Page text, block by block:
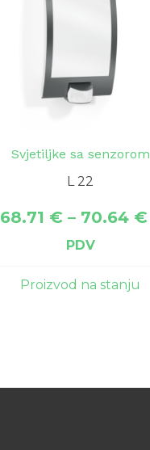
Svjetiljke sa senzorom
L 22
68.71 € – 70.64 €
PDV
Proizvod na stanju